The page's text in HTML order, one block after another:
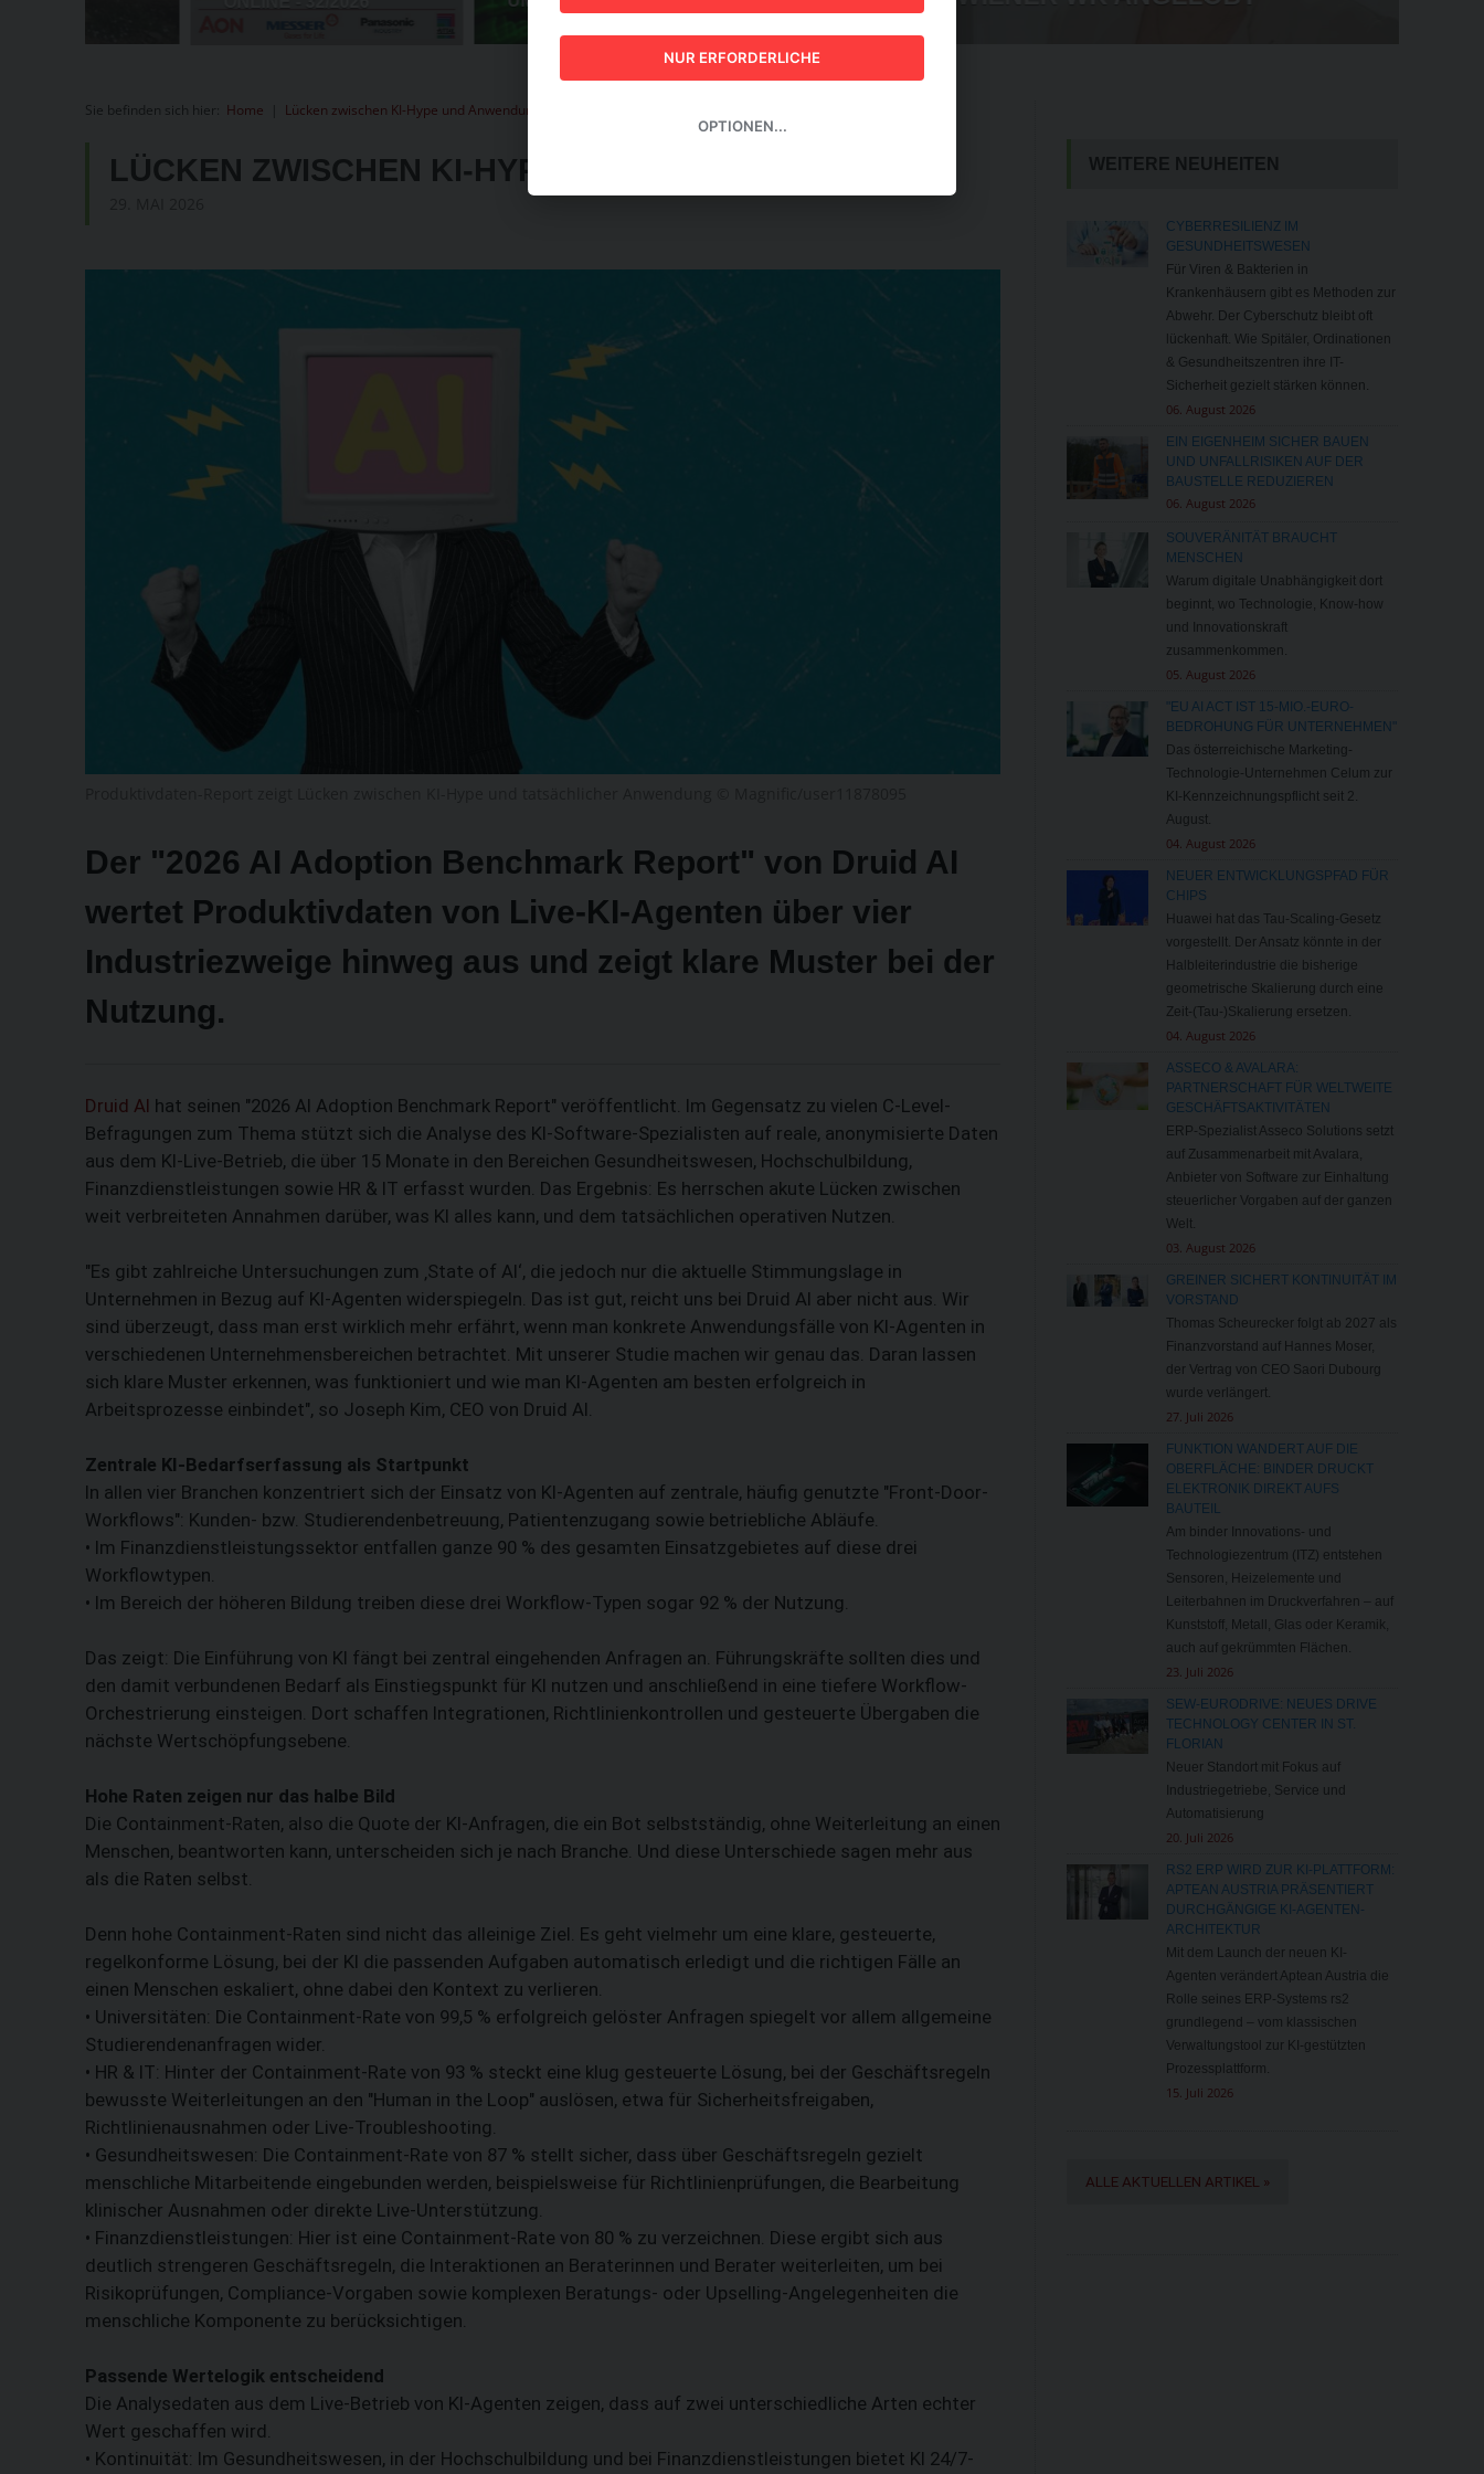
Sie befinden sich hier: Home Lücken zwischen KI-Hype und Anwendung
LÜCKEN ZWISCHEN KI-HYPE UND ANWENDUNG
Der "2026 AI Adoption Benchmark Report" von Druid AI
wertet Produktivdaten von Live-KI-Agenten über vier
Industriezweige hinweg aus und zeigt klare Muster bei der
Nutzung.
Druid AI hat seinen "2026 AI Adoption Benchmark Report" veröffentlicht. Im Gegensatz zu vielen C-Level-
Befragungen zum Thema stützt sich die Analyse des KI-Software-Spezialisten auf reale, anonymisierte Daten
aus dem KI-Live-Betrieb, die über 15 Monate in den Bereichen Gesundheitswesen, Hochschulbildung,
Finanzdienstleistungen sowie HR & IT erfasst wurden. Das Ergebnis: Es herrschen akute Lücken zwischen
weit verbreiteten Annahmen darüber, was KI alles kann, und dem tatsächlichen operativen Nutzen.
"Es gibt zahlreiche Untersuchungen zum ‚State of AI‘, die jedoch nur die aktuelle Stimmungslage in
Unternehmen in Bezug auf KI-Agenten widerspiegeln. Das ist gut, reicht uns bei Druid AI aber nicht aus. Wir
sind überzeugt, dass man erst wirklich mehr erfährt, wenn man konkrete Anwendungsfälle von KI-Agenten in
verschiedenen Unternehmensbereichen betrachtet. Mit unserer Studie machen wir genau das. Daran lassen
sich klare Muster erkennen, was funktioniert und wie man KI-Agenten am besten erfolgreich in
Arbeitsprozesse einbindet", so Joseph Kim, CEO von Druid AI.
Zentrale KI-Bedarfserfassung als Startpunkt
In allen vier Branchen konzentriert sich der Einsatz von KI-Agenten auf zentrale, häufig genutzte "Front-Door-
Workflows": Kunden- bzw. Studierendenbetreuung, Patientenzugang sowie betriebliche Abläufe.
• Im Finanzdienstleistungssektor entfallen ganze 90 % des gesamten Einsatzgebietes auf diese drei
Workflowtypen.
• Im Bereich der höheren Bildung treiben diese drei Workflow-Typen sogar 92 % der Nutzung.
Das zeigt: Die Einführung von KI fängt bei zentral eingehenden Anfragen an. Führungskräfte sollten dies und
den damit verbundenen Bedarf als Einstiegspunkt für KI nutzen und anschließend in eine tiefere Workflow-
Orchestrierung einsteigen. Dort schaffen Integrationen, Richtlinienkontrollen und gesteuerte Übergaben die
nächste Wertschöpfungsebene.
Hohe Raten zeigen nur das halbe Bild
Die Containment-Raten, also die Quote der KI-Anfragen, die ein Bot selbstständig, ohne Weiterleitung an einen
Menschen, beantworten kann, unterscheiden sich je nach Branche. Und diese Unterschiede sagen mehr aus
als die Raten selbst.
Denn hohe Containment-Raten sind nicht das alleinige Ziel. Es geht vielmehr um eine klare, gesteuerte,
regelkonforme Lösung, bei der KI die passenden Aufgaben automatisch erledigt und die richtigen Fälle an
einen Menschen eskaliert, ohne dabei den Kontext zu verlieren.
• Universitäten: Die Containment-Rate von 99,5 % erfolgreich gelöster Anfragen spiegelt vor allem allgemeine
Studierendenanfragen wider.
• HR & IT: Hinter der Containment-Rate von 93 % steckt eine klug gesteuerte Lösung, bei der Geschäftsregeln
bewusste Weiterleitungen an den "Human in the Loop" auslösen, etwa für Sicherheitsfreigaben,
Richtlinienausnahmen oder Live-Troubleshooting.
• Gesundheitswesen: Die Containment-Rate von 87 % stellt sicher, dass über Geschäftsregeln gezielt
menschliche Mitarbeitende eingebunden werden, beispielsweise für Richtlinienprüfungen, die Bearbeitung
klinischer Ausnahmen oder direkte Live-Unterstützung.
• Finanzdienstleistungen: Hier ist eine Containment-Rate von 80 % zu verzeichnen. Diese ergibt sich aus
deutlich strengeren Geschäftsregeln, die Interaktionen an Beraterinnen und Berater weiterleiten, um bei
Risikoprüfungen, Compliance-Vorgaben sowie komplexen Beratungs- oder Upselling-Angelegenheiten die
menschliche Komponente zu berücksichtigen.
Passende Wertelogik entscheidend
Die Analysedaten aus dem Live-Betrieb von KI-Agenten zeigen, dass auf zwei unterschiedliche Arten echter
Wert geschaffen wird.
• Kontinuität: Im Gesundheitswesen, in der Hochschulbildung und bei Finanzdienstleistungen bietet KI 24/7-
WEITERE NEUHEITEN
CYBERRESILIENZ IM
GESUNDHEITSWESEN
Für Viren & Bakterien in
Krankenhäusern gibt es Methoden zur
Abwehr. Der Cyberschutz bleibt oft
lückenhaft. Wie Spitäler, Ordinationen
& Gesundheitszentren ihre IT-
Sicherheit gezielt stärken können.
06. August 2026
EIN EIGENHEIM SICHER BAUEN
UND UNFALLRISIKEN AUF DER
BAUSTELLE REDUZIEREN
06. August 2026
SOUVERÄNITÄT BRAUCHT
MENSCHEN
Warum digitale Unabhängigkeit dort
beginnt, wo Technologie, Know-how
und Innovationskraft
zusammenkommen.
05. August 2026
"EU AI ACT IST 15-MIO.-EURO-
BEDROHUNG FÜR UNTERNEHMEN"
Das österreichische Marketing-
Technologie-Unternehmen Celum zur
KI-Kennzeichnungspflicht seit 2.
August.
04. August 2026
NEUER ENTWICKLUNGSPFAD FÜR
CHIPS
Huawei hat das Tau-Scaling-Gesetz
vorgestellt. Der Ansatz könnte in der
Halbleiterindustrie die bisherige
geometrische Skalierung durch eine
Zeit-(Tau-)Skalierung ersetzen.
04. August 2026
ASSECO & AVALARA:
PARTNERSCHAFT FÜR WELTWEITE
GESCHÄFTSAKTIVITÄTEN
ERP-Spezialist Asseco Solutions setzt
auf Zusammenarbeit mit Avalara,
Anbieter von Software zur Einhaltung
steuerlicher Vorgaben auf der ganzen
Welt.
03. August 2026
GREINER SICHERT KONTINUITÄT IM
VORSTAND
Thomas Scheurecker folgt ab 2027 als
Finanzvorstand auf Hannes Moser,
der Vertrag von CEO Saori Dubourg
wurde verlängert.
27. Juli 2026
FUNKTION WANDERT AUF DIE
OBERFLÄCHE: BINDER DRUCKT
ELEKTRONIK DIREKT AUFS
BAUTEIL
Am binder Innovations- und
Technologiezentrum (ITZ) entstehen
Sensoren, Heizelemente und
Leiterbahnen im Druckverfahren – auf
Kunststoff, Metall, Glas oder Keramik,
auch auf gekrümmten Flächen.
23. Juli 2026
SEW-EURODRIVE: NEUES DRIVE
TECHNOLOGY CENTER IN ST.
FLORIAN
Neuer Standort mit Fokus auf
Industriegetriebe, Service und
Automatisierung
20. Juli 2026
RS2 ERP WIRD ZUR KI-PLATTFORM:
APTEAN AUSTRIA PRÄSENTIERT
DURCHGÄNGIGE KI-AGENTEN-
ARCHITEKTUR
Mit dem Launch der neuen KI-
Agenten verändert Aptean Austria die
Rolle seines ERP-Systems rs2
grundlegend – vom klassischen
Verwaltungstool zur KI-gestützten
Prozessplattform.
15. Juli 2026
ALLE AKTUELLEN ARTIKEL »
NUR ERFORDERLICHE
OPTIONEN...